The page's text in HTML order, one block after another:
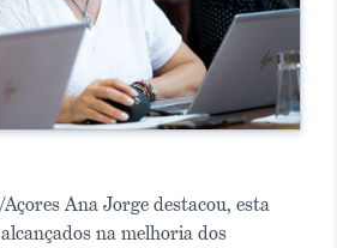
Ana Jorge destacou, esta
na melhoria dos